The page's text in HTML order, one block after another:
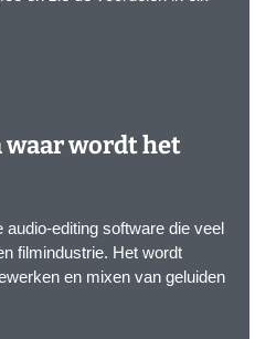
waar wordt het
audio-editing software die veel
filmindustrie. Het wordt
en mixen van geluiden